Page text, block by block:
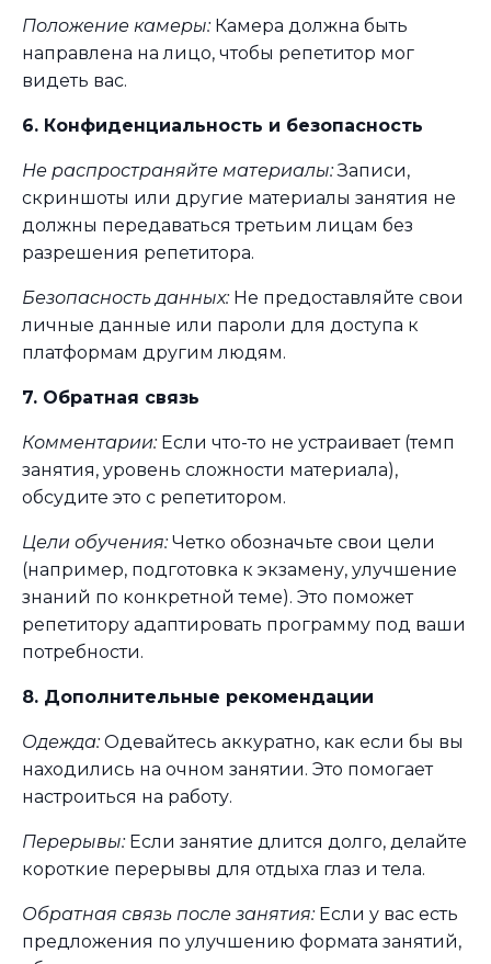
Положение камеры:Камера должна быть
направлена на лицо, чтобы репетитор мог
видеть вас.
6. Конфиденциальность и безопасность
Не распространяйте материалы:Записи,
скриншоты или другие материалы занятия не
должны передаваться третьим лицам без
разрешения репетитора.
Безопасность данных:Не предоставляйте свои
личные данные или пароли для доступа к
платформам другим людям.
7. Обратная связь
Комментарии:Если что-то не устраивает (темп
занятия, уровень сложности материала),
обсудите это с репетитором.
Цели обучения:Четко обозначьте свои цели
(например, подготовка к экзамену, улучшение
знаний по конкретной теме). Это поможет
репетитору адаптировать программу под ваши
потребности.
8. Дополнительные рекомендации
Одежда:Одевайтесь аккуратно, как если бы вы
находились на очном занятии. Это помогает
настроиться на работу.
Перерывы:Если занятие длится долго, делайте
короткие перерывы для отдыха глаз и тела.
Обратная связь после занятия:Если у вас есть
предложения по улучшению формата занятий,